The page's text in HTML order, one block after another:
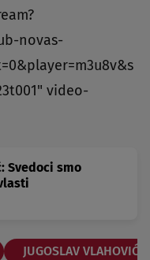
novas-
video-
Svedoci smo
JUGOSLAV VLAHOVIĆ